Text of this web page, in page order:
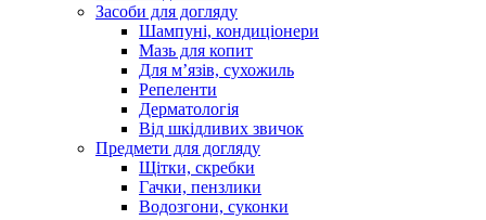
Засоби для догляду
Шампуні, кондиціонери
Мазь для копит
Для м’язів, сухожиль
Репеленти
Дерматологія
Від шкідливих звичок
Предмети для догляду
Щітки, скребки
Гачки, пензлики
Водозгони, суконки